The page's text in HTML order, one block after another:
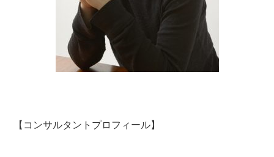
【コンサルタントプロフィール】